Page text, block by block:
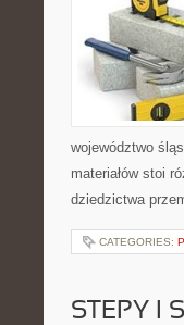
województwo
materiałów stoi
dziedzictwa
CATEGORIES:
STEPY I